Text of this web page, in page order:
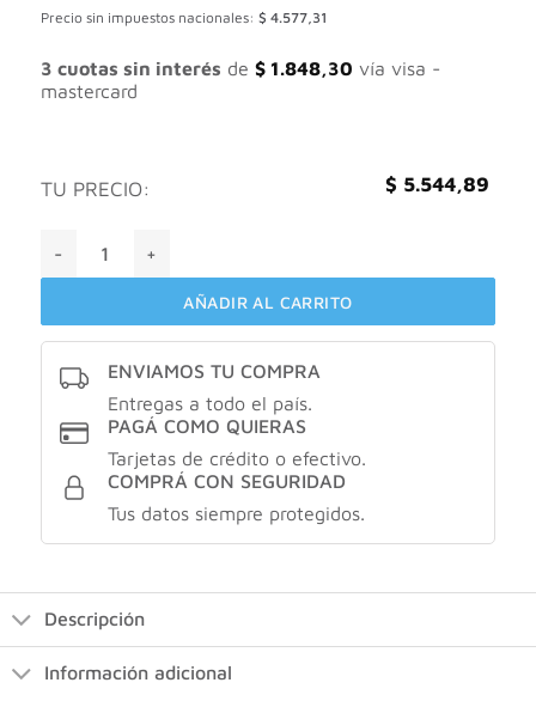
Precio sin impuestos nacionales: $ 4.577,31
3 cuotas sin interés de $1.848,30 vía visa -
mastercard
TU PRECIO: $ 5.544,89
AÑADIR AL CARRITO
ENVIAMOS TU COMPRA
Entregas a todo el país.
PAGÁ COMO QUIERAS
Tarjetas de crédito o efectivo.
COMPRÁ CON SEGURIDAD
Tus datos siempre protegidos.
Descripción
Información adicional